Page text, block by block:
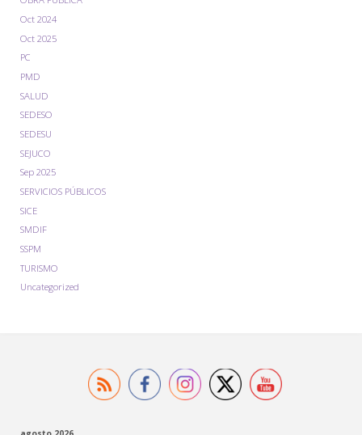
Oct 2024
Oct 2025
PC
PMD
SALUD
SEDESO
SEDESU
SEJUCO
Sep 2025
SERVICIOS PÚBLICOS
SICE
SMDIF
SSPM
TURISMO
Uncategorized